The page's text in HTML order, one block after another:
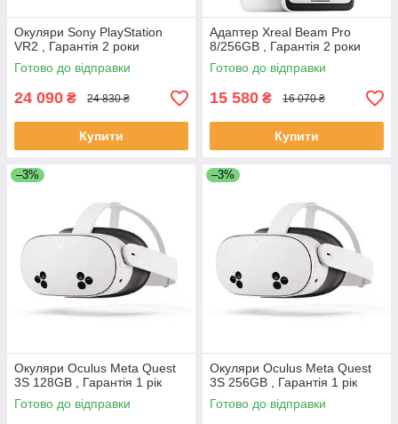
Окуляри Sony PlayStation
VR2 , Гарантія 2 роки
Готово до відправки
24 090 ₴ 24 830 ₴
Купити
Адаптер Xreal Beam Pro
8/256GB , Гарантія 2 роки
Готово до відправки
15 580 ₴ 16 070 ₴
Купити
–3%
Окуляри Oculus Meta Quest
3S 128GB , Гарантія 1 рік
Готово до відправки
–3%
Окуляри Oculus Meta Quest
3S 256GB , Гарантія 1 рік
Готово до відправки